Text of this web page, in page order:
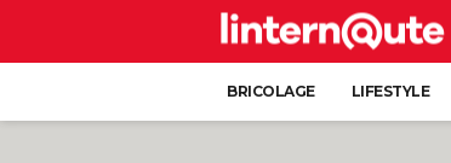
BRICOLAGE LIFESTYLE